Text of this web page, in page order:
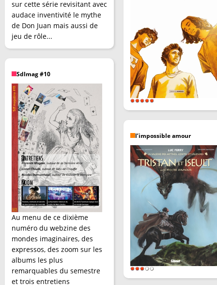
sur cette série revisitant avec
audace inventivité le mythe
de Don Juan mais aussi de
jeu de rôle...
SdImag #10
Au menu de ce dixième
numéro du webzine des
mondes imaginaires, des
expressos, des zoom sur les
albums les plus
remarquables du semestre
et trois entretiens
l’impossible amour